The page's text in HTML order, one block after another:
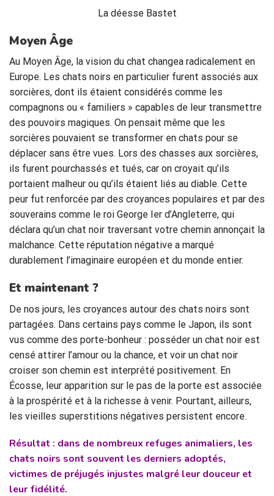
La déesse Bastet
Moyen Âge
Au Moyen Âge, la vision du chat changea radicalement en
Europe. Les chats noirs en particulier furent associés aux
sorcières, dont ils étaient considérés comme les
compagnons ou « familiers » capables de leur transmettre
des pouvoirs magiques. On pensait même que les
sorcières pouvaient se transformer en chats pour se
déplacer sans être vues. Lors des chasses aux sorcières,
ils furent pourchassés et tués, car on croyait qu’ils
portaient malheur ou qu’ils étaient liés au diable. Cette
peur fut renforcée par des croyances populaires et par des
souverains comme le roi George Ier d’Angleterre, qui
déclara qu’un chat noir traversant votre chemin annonçait la
malchance. Cette réputation négative a marqué
durablement l’imaginaire européen et du monde entier.
Et maintenant ?
De nos jours, les croyances autour des chats noirs sont
partagées. Dans certains pays comme le Japon, ils sont
vus comme des porte-bonheur : posséder un chat noir est
censé attirer l’amour ou la chance, et voir un chat noir
croiser son chemin est interprété positivement. En
Écosse, leur apparition sur le pas de la porte est associée
à la prospérité et à la richesse à venir. Pourtant, ailleurs,
les vieilles superstitions négatives persistent encore.
Résultat : dans de nombreux refuges animaliers, les
chats noirs sont souvent les derniers adoptés,
victimes de préjugés injustes malgré leur douceur et
leur fidélité.